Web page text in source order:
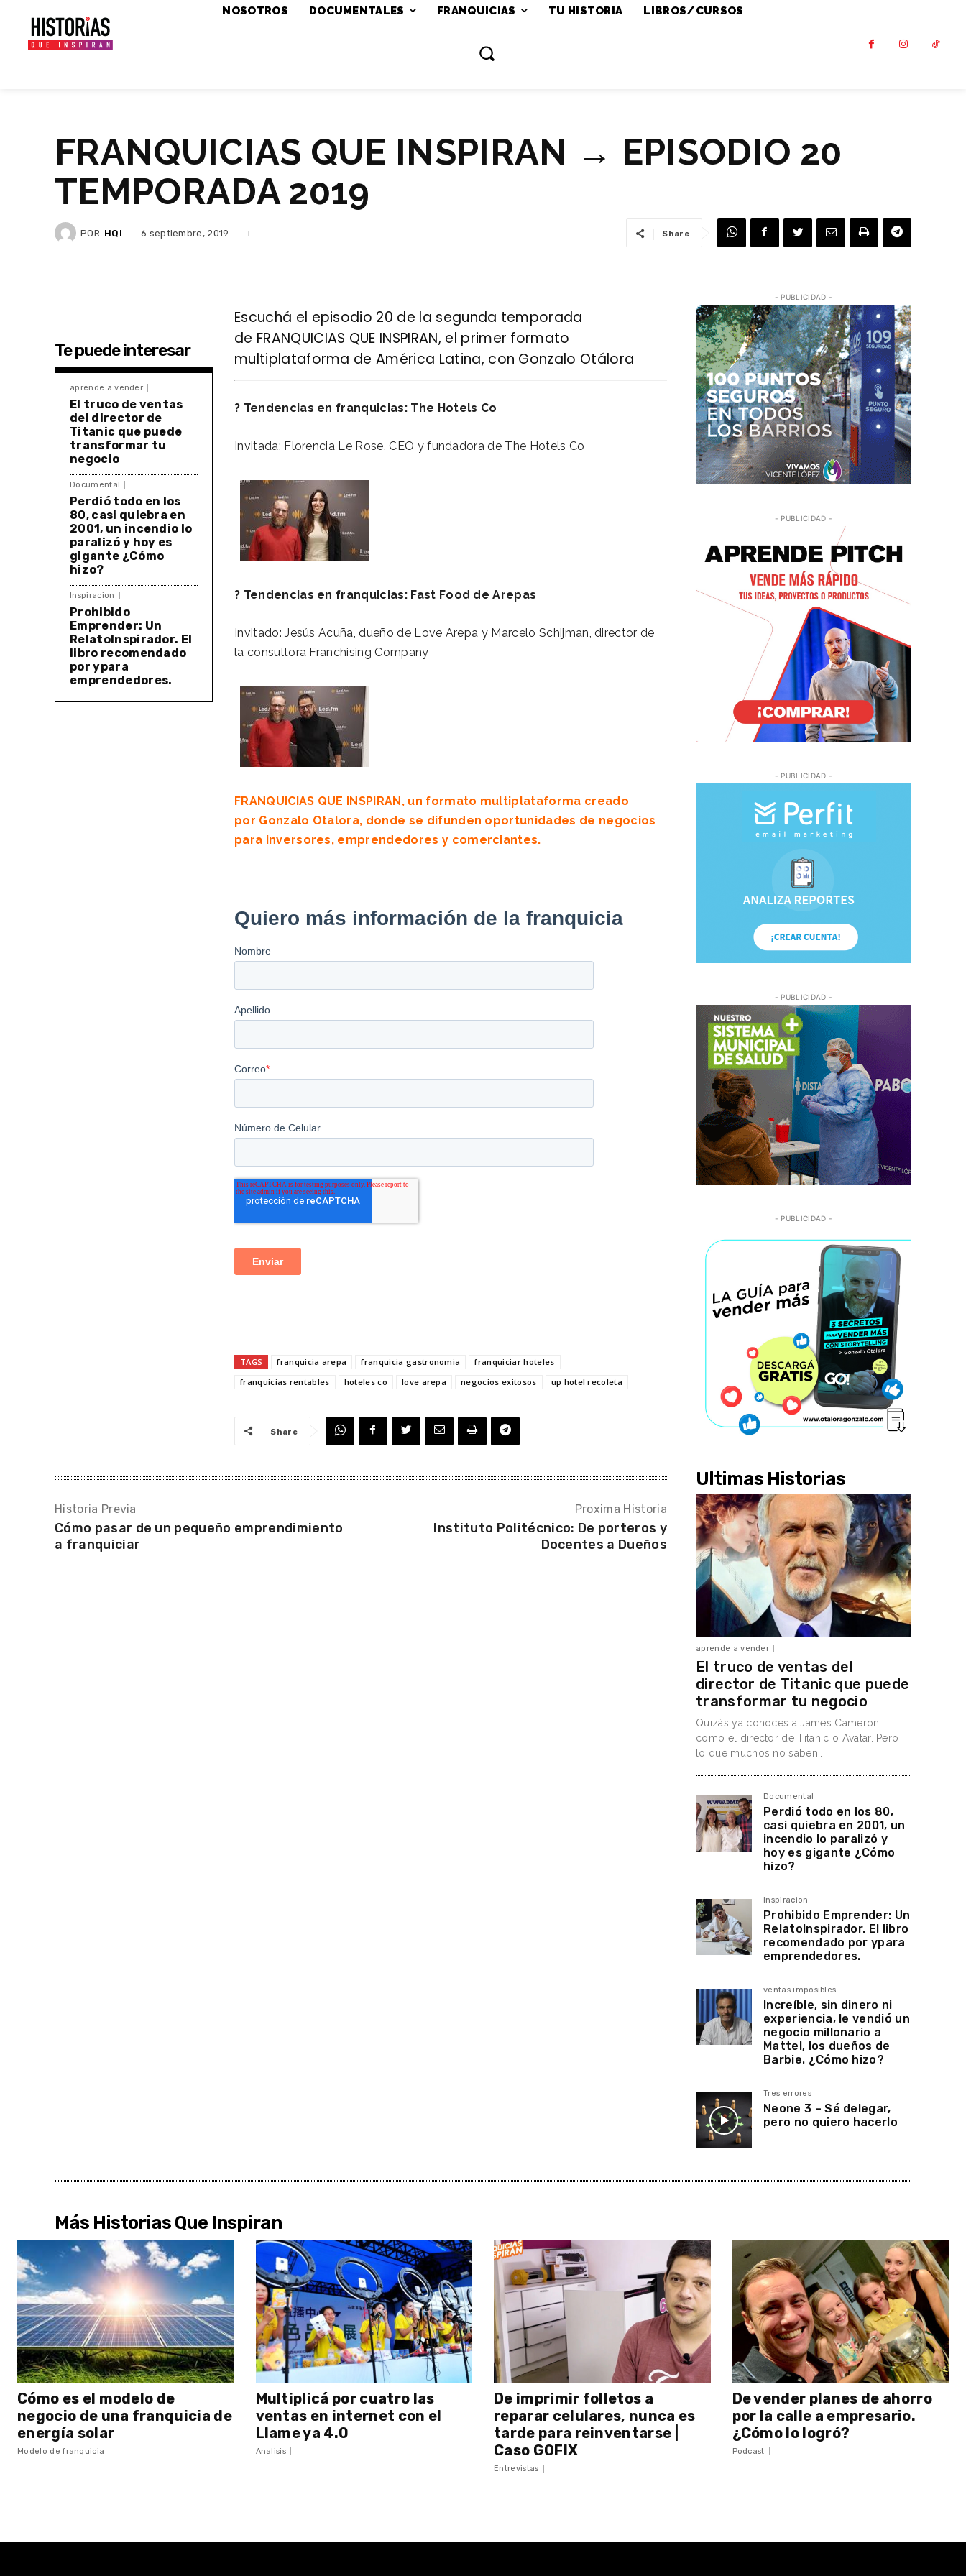
NOSOTROS DOCUMENTALES FRANQUICIAS TU HISTORIA LIBROS/CURSOS
FRANQUICIAS QUE INSPIRAN → EPISODIO 20
TEMPORADA 2019
POR HQI 6 septiembre, 2019 Share
Te puede interesar
aprende a vender
El truco de ventas
del director de
Titanic que puede
transformar tu
negocio
Documental
Perdió todo en los
80, casi quiebra en
2001, un incendio lo
paralizó y hoy es
gigante ¿Cómo
hizo?
Inspiracion
Prohibido
Emprender: Un
RelatoInspirador. El
libro recomendado
por ypara
emprendedores.
Escuchá el episodio 20 de la segunda temporada
de FRANQUICIAS QUE INSPIRAN, el primer formato
multiplataforma de América Latina, con Gonzalo Otálora
? Tendencias en franquicias: The Hotels Co
Invitada: Florencia Le Rose, CEO y fundadora de The Hotels Co
? Tendencias en franquicias: Fast Food de Arepas
Invitado: Jesús Acuña, dueño de Love Arepa y Marcelo Schijman, director de
la consultora Franchising Company
FRANQUICIAS QUE INSPIRAN, un formato multiplataforma creado
por Gonzalo Otalora, donde se difunden oportunidades de negocios
para inversores, emprendedores y comerciantes.
TAGS franquicia arepa franquicia gastronomia
franquiciar hoteles
franquicias rentables
hoteles co love arepa negocios exitosos up hotel recoleta
Share
Historia Previa
Cómo pasar de un pequeño emprendimiento
a franquiciar
Proxima Historia
Instituto Politécnico: De porteros y
Docentes a Dueños
- PUBLICIDAD -
- PUBLICIDAD -
- PUBLICIDAD -
- PUBLICIDAD -
- PUBLICIDAD -
Ultimas Historias
aprende a vender
El truco de ventas del
director de Titanic que puede
transformar tu negocio
Quizás ya conoces a James Cameron
como el director de Titanic o Avatar. Pero
lo que muchos no saben...
Documental
Perdió todo en los 80,
casi quiebra en 2001, un
incendio lo paralizó y
hoy es gigante ¿Cómo
hizo?
Inspiracion
Prohibido Emprender: Un
RelatoInspirador. El libro
recomendado por ypara
emprendedores.
ventas imposibles
Increíble, sin dinero ni
experiencia, le vendió un
negocio millonario a
Mattel, los dueños de
Barbie. ¿Cómo hizo?
Tres errores
Neone 3 – Sé delegar,
pero no quiero hacerlo
Más Historias Que Inspiran
Cómo es el modelo de
negocio de una franquicia de
energía solar
Modelo de franquicia
Multiplicá por cuatro las
ventas en internet con el
Llame ya 4.0
Analisis
De imprimir folletos a
reparar celulares, nunca es
tarde para reinventarse |
Caso GOFIX
Entrevistas
De vender planes de ahorro
por la calle a empresario.
¿Cómo lo logró?
Podcast